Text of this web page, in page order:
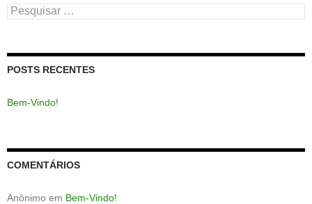
Pesquisar
por:
POSTS RECENTES
Bem-Vindo!
COMENTÁRIOS
Anônimo em Bem-Vindo!